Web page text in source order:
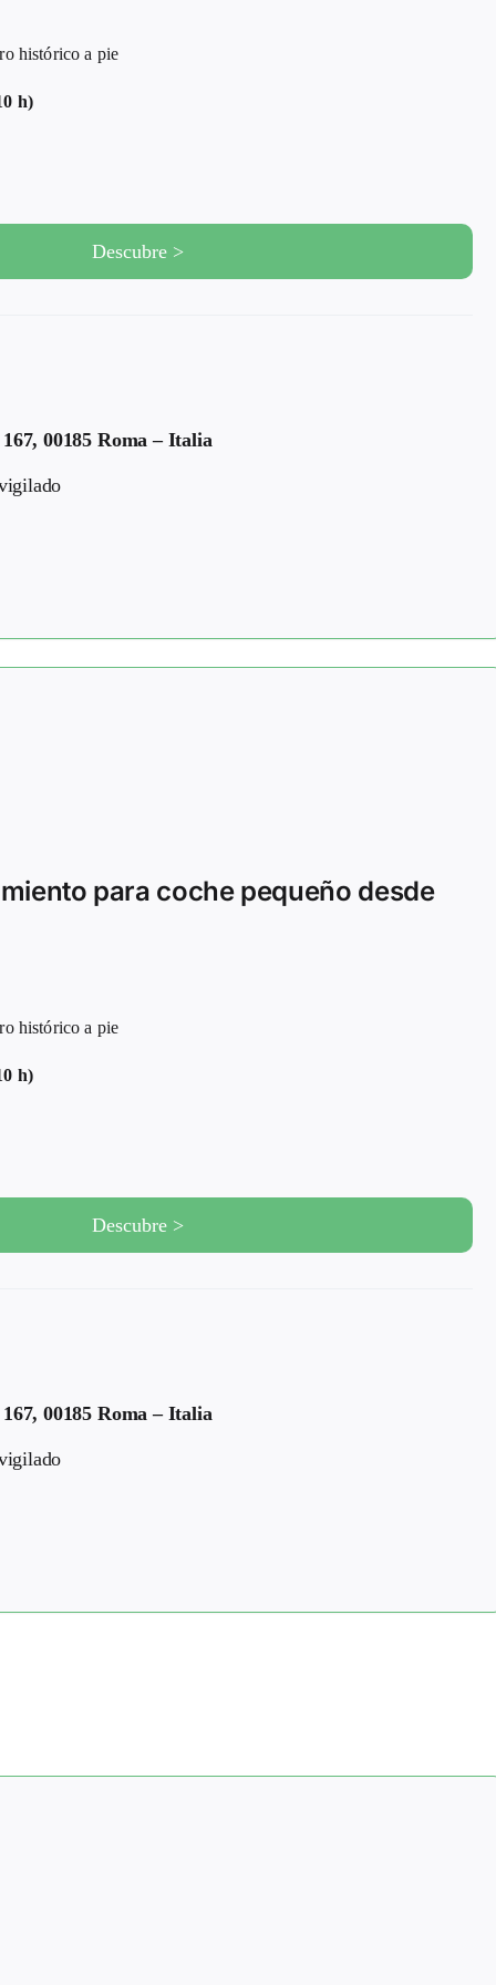
histórico a pie
h)
Descubre >
00185 Roma – Italia
para coche pequeño desde
histórico a pie
h)
Descubre >
00185 Roma – Italia